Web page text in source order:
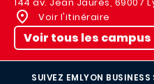
Voir l'itinéraire
Voir tous les campus
SUIVEZ EMLYON